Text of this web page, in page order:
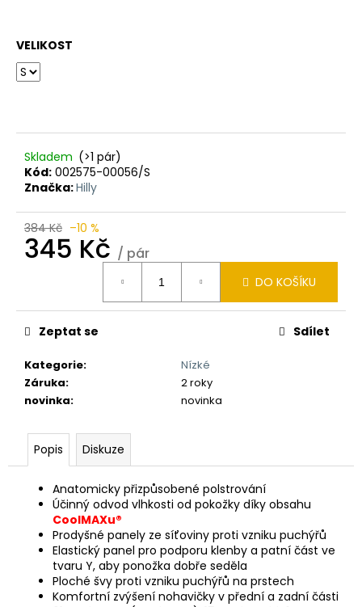
VELIKOST
Skladem (>1 pár)
Kód: 002575-00056/S
Značka:Hilly
384 Kč –10 %
345 Kč / pár
DO KOŠÍKU
Kategorie:
Nízké
Záruka:
2 roky
novinka: novinka
Zeptat se Sdílet
Popis Diskuze
Anatomicky přizpůsobené polstrování
Účinný odvod vlhkosti od pokožky díky obsahu
CoolMAXu®
Prodyšné panely ze síťoviny proti vzniku puchýřů
Elastický panel pro podporu klenby a patní část ve
tvaru Y, aby ponožka dobře seděla
Ploché švy proti vzniku puchýřů na prstech
Komfortní zvýšení nohavičky v přední a zadní části
000
Kč